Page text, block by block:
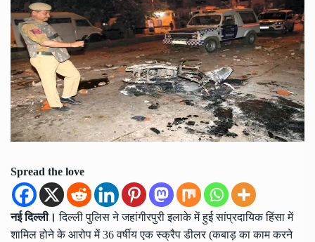
Spread the love
नई दिल्ली। दिल्ली पुलिस ने जहांगीरपुरी इलाके में हुई सांप्रदायिक हिंसा में
शामिल होने के आरोप में 36 वर्षीय एक स्क्रैप डीलर (कबाड़ का काम करने